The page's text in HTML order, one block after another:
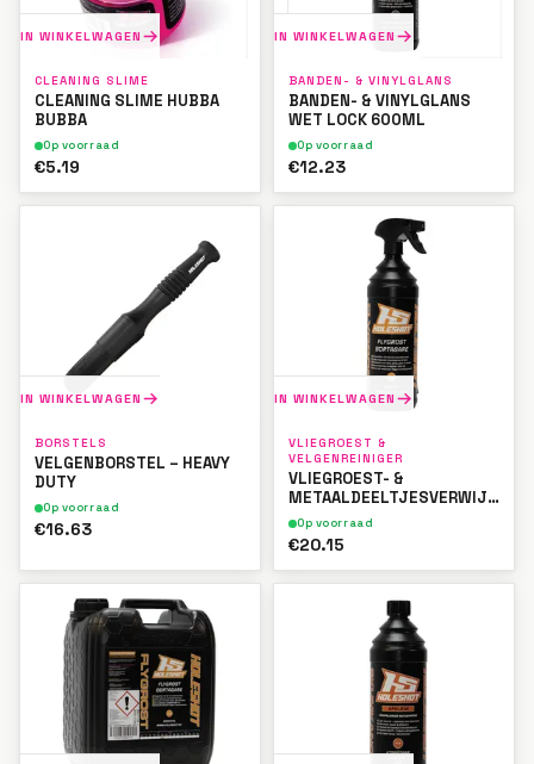
IN WINKELWAGEN
CLEANING SLIME
CLEANING SLIME HUBBA
BUBBA
Op voorraad
€5.19
IN WINKELWAGEN
BANDEN- & VINYLGLANS
BANDEN- & VINYLGLANS
WET LOCK 600ML
Op voorraad
€12.23
IN WINKELWAGEN
BORSTELS
VELGENBORSTEL – HEAVY
DUTY
Op voorraad
€16.63
IN WINKELWAGEN
VLIEGROEST &
VELGENREINIGER
VLIEGROEST- &
1LOp voorraad
€20.15